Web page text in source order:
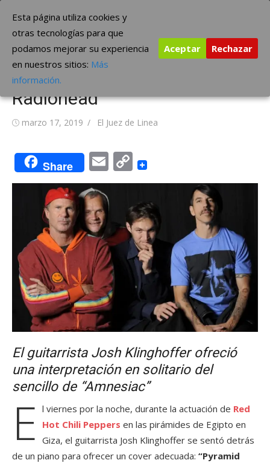
contenido
The Borderline Music
Red Hot Chili Peppers
versionan “Pyramid Song” de
Radiohead
Publicada
marzo 17, 2019 Autor
El Juez de Linea
Share EmailCopy
Link
El guitarrista Josh Klinghoffer ofreció
una interpretación en solitario del
sencillo de “Amnesiac”
E l viernes por la noche, durante la actuación de Red
Hot Chili Peppers en las pirámides de Egipto en
Giza, el guitarrista Josh Klinghoffer se sentó detrás
de un piano para ofrecer un cover adecuada: “Pyramid
Esta página utiliza cookies y
otras tecnologías para que
podamos mejorar su experiencia
en nuestros sitios: Más
información.
Aceptar Rechazar